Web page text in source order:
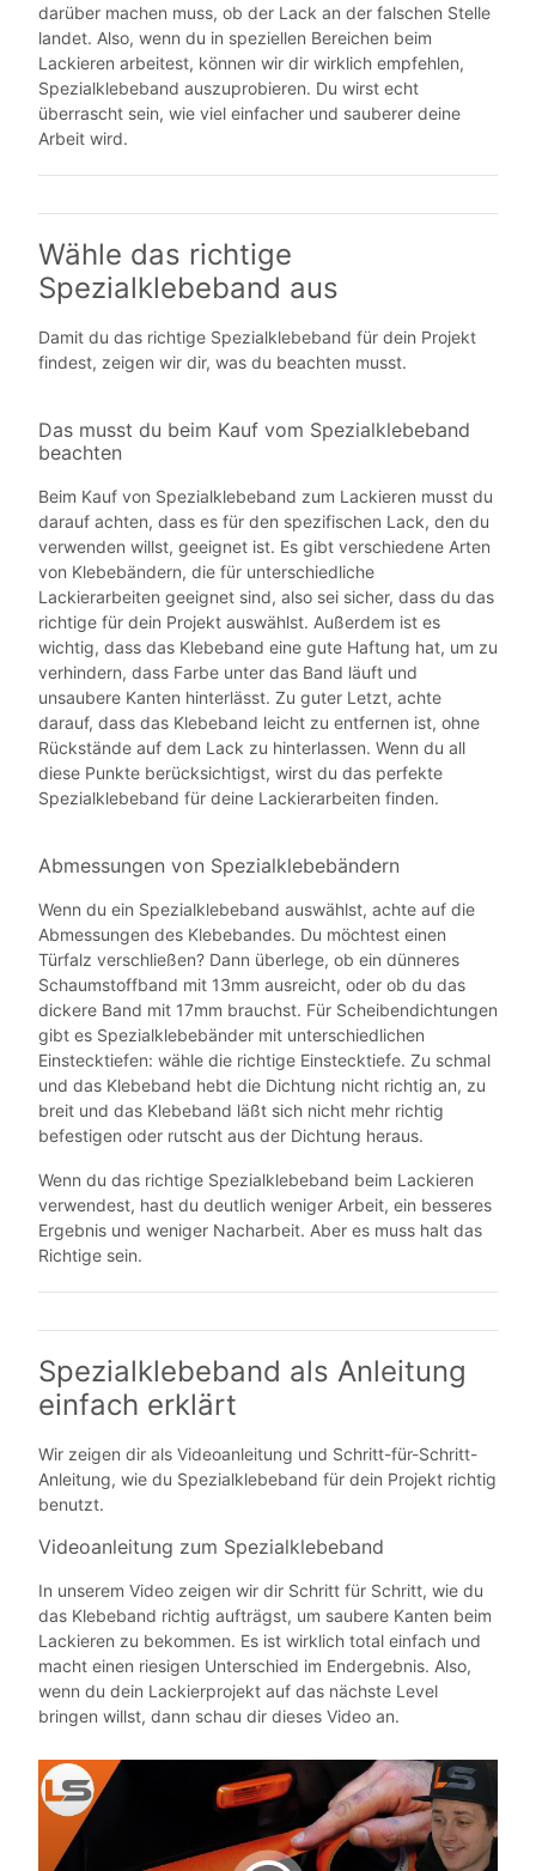
darüber machen muss, ob der Lack an der falschen Stelle
landet. Also, wenn du in speziellen Bereichen beim
Lackieren arbeitest, können wir dir wirklich empfehlen,
Spezialklebeband auszuprobieren. Du wirst echt
überrascht sein, wie viel einfacher und sauberer deine
Arbeit wird.
Wähle das richtige
Spezialklebeband aus
Damit du das richtige Spezialklebeband für dein Projekt
findest, zeigen wir dir, was du beachten musst.
Das musst du beim Kauf vom Spezialklebeband
beachten
Beim Kauf von Spezialklebeband zum Lackieren musst du
darauf achten, dass es für den spezifischen Lack, den du
verwenden willst, geeignet ist. Es gibt verschiedene Arten
von Klebebändern, die für unterschiedliche
Lackierarbeiten geeignet sind, also sei sicher, dass du das
richtige für dein Projekt auswählst. Außerdem ist es
wichtig, dass das Klebeband eine gute Haftung hat, um zu
verhindern, dass Farbe unter das Band läuft und
unsaubere Kanten hinterlässt. Zu guter Letzt, achte
darauf, dass das Klebeband leicht zu entfernen ist, ohne
Rückstände auf dem Lack zu hinterlassen. Wenn du all
diese Punkte berücksichtigst, wirst du das perfekte
Spezialklebeband für deine Lackierarbeiten finden.
Abmessungen von Spezialklebebändern
Wenn du ein Spezialklebeband auswählst, achte auf die
Abmessungen des Klebebandes. Du möchtest einen
Türfalz verschließen? Dann überlege, ob ein dünneres
Schaumstoffband mit 13mm ausreicht, oder ob du das
dickere Band mit 17mm brauchst. Für Scheibendichtungen
gibt es Spezialklebebänder mit unterschiedlichen
Einstecktiefen: wähle die richtige Einstecktiefe. Zu schmal
und das Klebeband hebt die Dichtung nicht richtig an, zu
breit und das Klebeband läßt sich nicht mehr richtig
befestigen oder rutscht aus der Dichtung heraus.
Wenn du das richtige Spezialklebeband beim Lackieren
verwendest, hast du deutlich weniger Arbeit, ein besseres
Ergebnis und weniger Nacharbeit. Aber es muss halt das
Richtige sein.
Spezialklebeband als Anleitung
einfach erklärt
Wir zeigen dir als Videoanleitung und Schritt-für-Schritt-
Anleitung, wie du Spezialklebeband für dein Projekt richtig
benutzt.
Videoanleitung zum Spezialklebeband
In unserem Video zeigen wir dir Schritt für Schritt, wie du
das Klebeband richtig aufträgst, um saubere Kanten beim
Lackieren zu bekommen. Es ist wirklich total einfach und
macht einen riesigen Unterschied im Endergebnis. Also,
wenn du dein Lackierprojekt auf das nächste Level
bringen willst, dann schau dir dieses Video an.